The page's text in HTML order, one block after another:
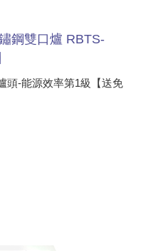
鋼雙口爐 RBTS-
頭-能源效率第1級【送免